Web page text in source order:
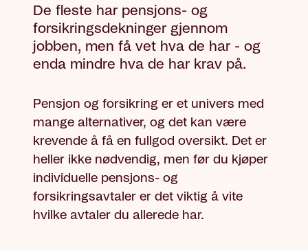
De fleste har pensjons- og
forsikringsdekninger gjennom
jobben, men få vet hva de har - og
enda mindre hva de har krav på.
Pensjon og forsikring er et univers med
mange alternativer, og det kan være
krevende å få en fullgod oversikt. Det er
heller ikke nødvendig, men før du kjøper
individuelle pensjons- og
forsikringsavtaler er det viktig å vite
hvilke avtaler du allerede har.